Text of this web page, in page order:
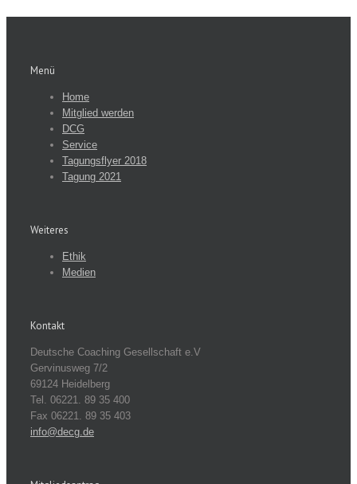
Menü
Home
Mitglied werden
DCG
Service
Tagungsflyer 2018
Tagung 2021
Weiteres
Ethik
Medien
Kontakt
Deutsche Coaching Gesellschaft e.V
Gervinusweg 7/2
69124 Heidelberg
Tel. 06221. 89 35 400
Fax 06221. 89 35 403
info@decg.de